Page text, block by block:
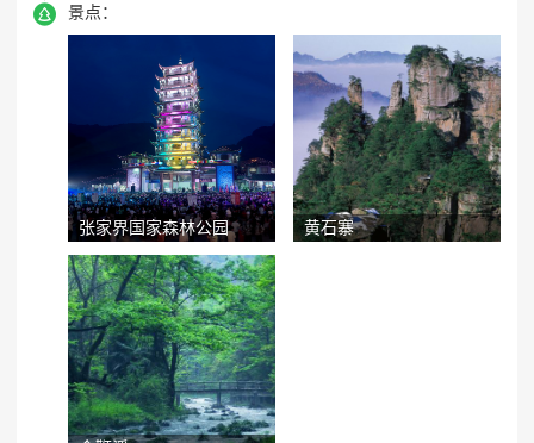
 景点：
张家界国家森林公园 黄石寨